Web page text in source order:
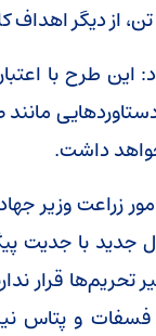
از دیگر
داشت.
زراعت وزیر
جدید با جدیت
تحریم‌ها قرار
و پتاس